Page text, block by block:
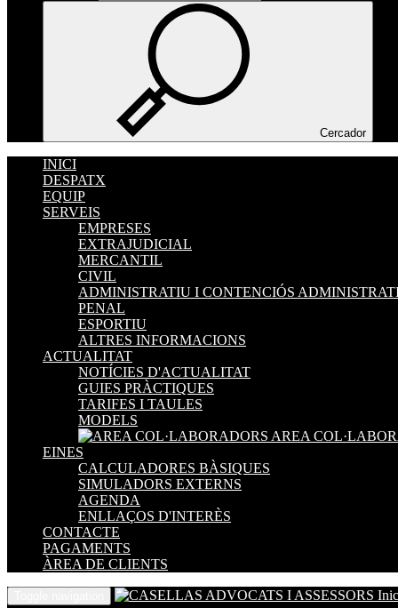
Cercador
INICI
DESPATX
EQUIP
SERVEIS
EMPRESES
EXTRAJUDICIAL
MERCANTIL
CIVIL
ADMINISTRATIU I CONTENCIÓS
PENAL
ESPORTIU
ALTRES INFORMACIONS
ACTUALITAT
NOTÍCIES D'ACTUALITAT
GUIES PRÀCTIQUES
TARIFES I TAULES
MODELS
AREA
EINES
CALCULADORES BÀSIQUES
SIMULADORS EXTERNS
AGENDA
ENLLAÇOS D'INTERÈS
CONTACTE
PAGAMENTS
ÀREA DE CLIENTS